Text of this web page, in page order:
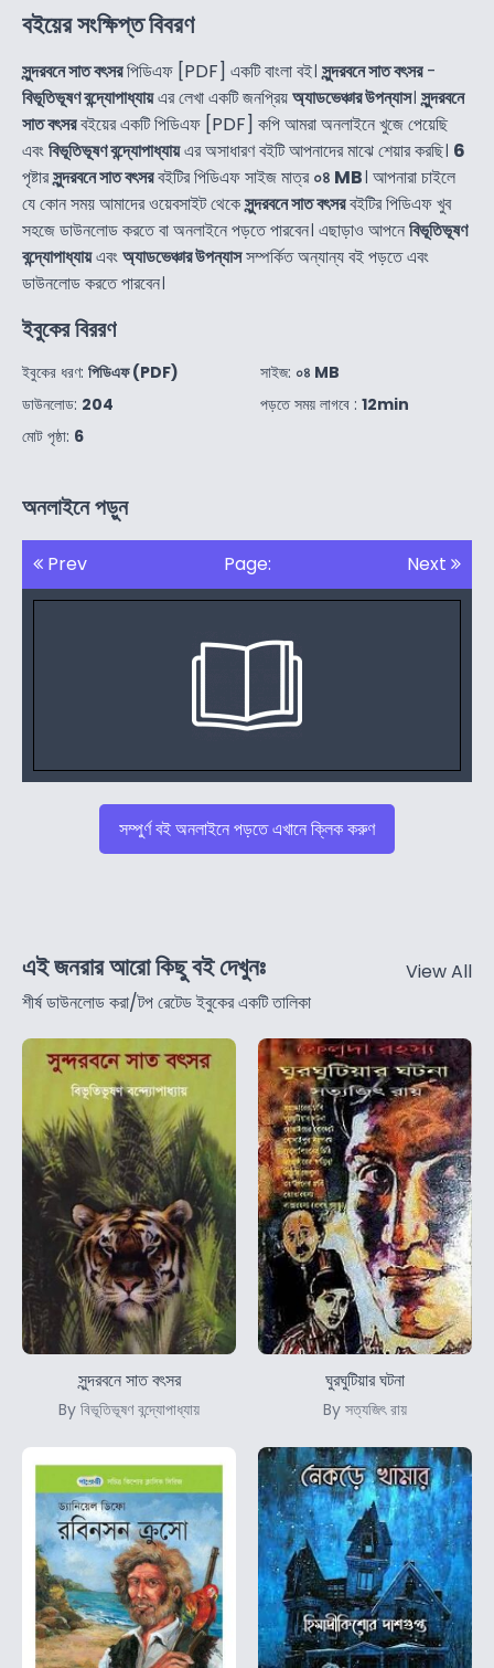
বইয়ের সংক্ষিপ্ত বিবরণ
সুন্দরবনে সাত বৎসরপিডিএফ [PDF] একটি বাংলা বই।সুন্দরবনে সাত বৎসর-
বিভূতিভূষণ বন্দ্যোপাধ্যায়এর লেখা একটি জনপ্রিয়অ্যাডভেঞ্চার উপন্যাস।সুন্দরবনে
সাত বৎসরবইয়ের একটি পিডিএফ [PDF] কপি আমরা অনলাইনে খুজে পেয়েছি
এবংবিভূতিভূষণ বন্দ্যোপাধ্যায়এর অসাধারণ বইটি আপনাদের মাঝে শেয়ার করছি। 6
পৃষ্টারসুন্দরবনে সাত বৎসরবইটির পিডিএফ সাইজ মাত্র০৪ MB। আপনারা চাইলে
যে কোন সময় আমাদের ওয়েবসাইট থেকেসুন্দরবনে সাত বৎসরবইটির পিডিএফ খুব
সহজে ডাউনলোড করতে বা অনলাইনে পড়তে পারবেন। এছাড়াও আপনেবিভূতিভূষণ
বন্দ্যোপাধ্যায়এবংঅ্যাডভেঞ্চার উপন্যাসসম্পর্কিত অন্যান্য বই পড়তে এবং
ডাউনলোড করতে পারবেন।
ইবুকের বিররণ
ইবুকের ধরণ: পিডিএফ (PDF)
ডাউনলোড: 204
মোট পৃষ্ঠা: 6
সাইজ: ০৪ MB
পড়তে সময় লাগবে : 12min
অনলাইনে পড়ুন
Prev Page: Next
সম্পুর্ণ বই অনলাইনে পড়তে এখানে ক্লিক করুণ
এই জনরার আরো কিছু বই দেখুনঃ
শীর্ষ ডাউনলোড করা/টপ রেটেড ইবুকের একটি তালিকা
View All
সুন্দরবনে সাত বৎসর
By বিভূতিভূষণ বন্দ্যোপাধ্যায়
ঘুরঘুটিয়ার ঘটনা
By সত্যজিৎ রায়